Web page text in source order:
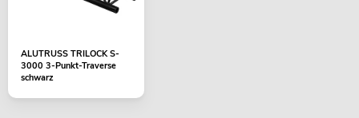
ALUTRUSS TRILOCK S-
3000 3-Punkt-Traverse
schwarz